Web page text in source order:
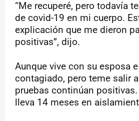
“Me recuperé, pero todavía
de covid-19 en mi cuerpo.
explicación que me dieron
positivas”, dijo.
Aunque vive con su esposa
contagiado, pero teme salir
pruebas continúan
lleva 14 meses en